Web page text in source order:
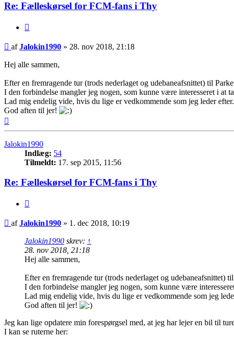
Re: Fælleskørsel for FCM-fans i Thy
Indlæg
afJalokin1990 » 28. nov 2018, 21:18
Hej alle sammen,
Efter en fremragende tur (trods nederlaget og udebaneafsnittet) til
I den forbindelse mangler jeg nogen, som kunne være interesseret i at
Lad mig endelig vide, hvis du lige er vedkommende som jeg leder efter.
God aften til jer!
Jalokin1990
Indlæg: 54
Tilmeldt: 17. sep 2015, 11:56
Re: Fælleskørsel for FCM-fans i Thy
Indlæg
afJalokin1990 » 1. dec 2018, 10:19
Jalokin1990 skrev: ↑
28. nov 2018, 21:18
Hej alle sammen,
Efter en fremragende tur (trods nederlaget og udebaneafsnittet)
I den forbindelse mangler jeg nogen, som kunne være
Lad mig endelig vide, hvis du lige er vedkommende som jeg
God aften til jer!
Jeg kan lige opdatere min forespørgsel med, at jeg har lejer en bil til
I kan se ruterne her: